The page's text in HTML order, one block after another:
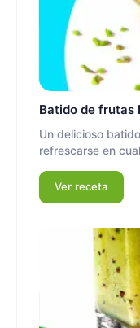
Batido de frutas
Un delicioso
refrescarse en
Ver receta